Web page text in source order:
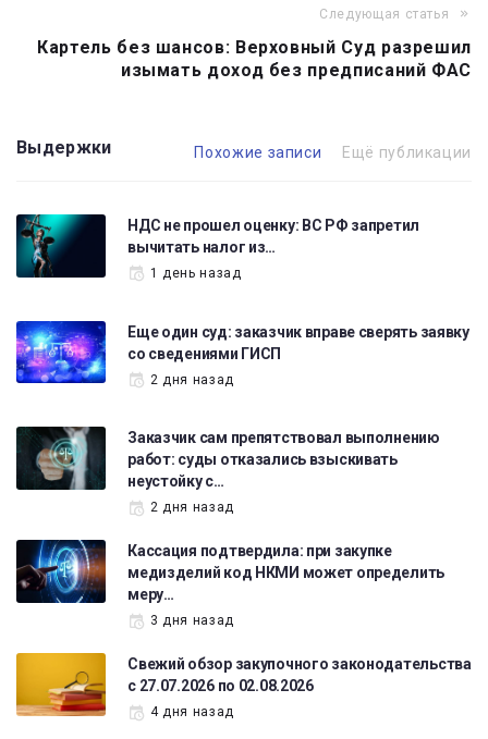
Следующая статья
Картель без шансов: Верховный Суд разрешил
изымать доход без предписаний ФАС
Выдержки Похожие записи Ещё публикации
НДС не прошел оценку: ВС РФ запретил
вычитать налог из…
1 день назад
Еще один суд: заказчик вправе сверять заявку
со сведениями ГИСП
2 дня назад
Заказчик сам препятствовал выполнению
работ: суды отказались взыскивать
неустойку с…
2 дня назад
Кассация подтвердила: при закупке
медизделий код НКМИ может определить
меру…
3 дня назад
Свежий обзор закупочного законодательства
с 27.07.2026 по 02.08.2026
4 дня назад